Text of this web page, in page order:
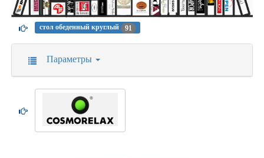
стол обеденный круглый 91
Параметры